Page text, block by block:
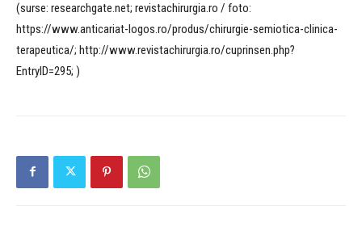
(surse: researchgate.net; revistachirurgia.ro / foto:
https://www.anticariat-logos.ro/produs/chirurgie-semiotica-clinica-
terapeutica/; http://www.revistachirurgia.ro/cuprinsen.php?
EntryID=295; )